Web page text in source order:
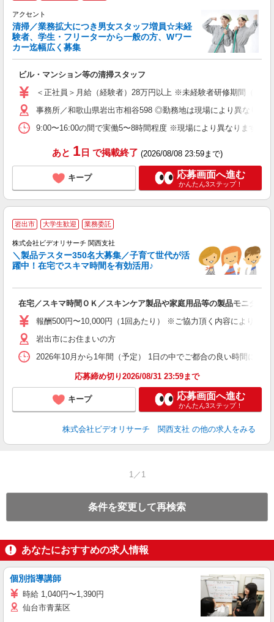
アクセント
清掃／業務拡大につき男女スタッフ増員☆未経
験者、学生・フリーターから一般の方、Wワー
カー迄幅広く募集
ビル・マンション等の清掃スタッフ
＜正社員＞月給（経験者）28万円以上 ※未経験者研修期間（平
事務所／和歌山県岩出市相谷598 ◎勤務地は現場により異なります
9:00〜16:00の間で実働5〜8時間程度 ※現場により異なります ☆
あと 1日 で掲載終了 (2026/08/08 23:59まで)
キープ 応募画面へ進む
かんたん3ステップ！
岩出市 大学生歓迎 業務委託
株式会社ビデオリサーチ 関西支社
＼製品テスター350名大募集／子育て世代が活
躍中！在宅でスキマ時間を有効活用♪
在宅／スキマ時間ＯＫ／スキンケア製品や家庭用品等の製品モニター
報酬500円〜10,000円（1回あたり） ※ご協力頂く内容により異な
岩出市にお住まいの方
2026年10月から1年間（予定） 1日の中でご都合の良い時間に
応募締め切り2026/08/31 23:59まで
キープ 応募画面へ進む
かんたん3ステップ！
株式会社ビデオリサーチ 関西支社 の他の求人をみる
1／1
条件を変更して再検索
あなたにおすすめの求人情報
個別指導講師
時給 1,040円〜1,390円
仙台市青葉区